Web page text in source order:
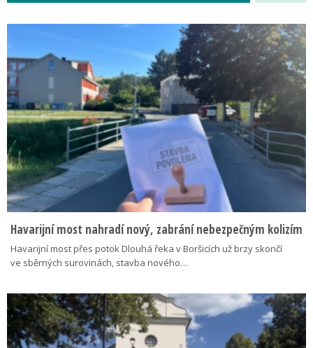
Havarijní most nahradí nový, zabrání nebezpečným kolizím
Havarijní most přes potok Dlouhá řeka v Boršicích už brzy skončí
ve sběrných surovinách, stavba nového…